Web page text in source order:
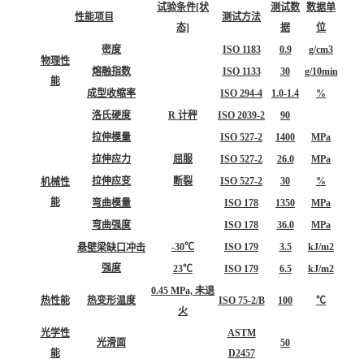
性能项目
试验条件[状
态]
测试方法
测试数
据
数据单
位
物理性
能
密度 ISO 1183 0.9
g/cm3
熔融指数
ISO 1133 30
g/10min
成型收缩率
ISO 294-4 1.0-1.4 %
机械性
能
洛氏硬度 R 计秤 ISO 2039-2
90
拉伸模量
ISO 527-2 1400
MPa
拉伸应力
屈服 ISO 527-2 26.0
MPa
拉伸应变
断裂 ISO 527-2 30
%
弯曲模量
ISO 178 1350
MPa
弯曲强度
ISO 178 36.0
MPa
悬壁梁缺口冲击
强度
-30℃ ISO 179 3.5
kJ/m2
23℃
ISO 179 6.5 kJ/m2
热性能 热变形温度
0.45 MPa, 未退
火
ISO 75-2/B 100 ℃
光学性
能
光滑面
ASTM
D2457
50